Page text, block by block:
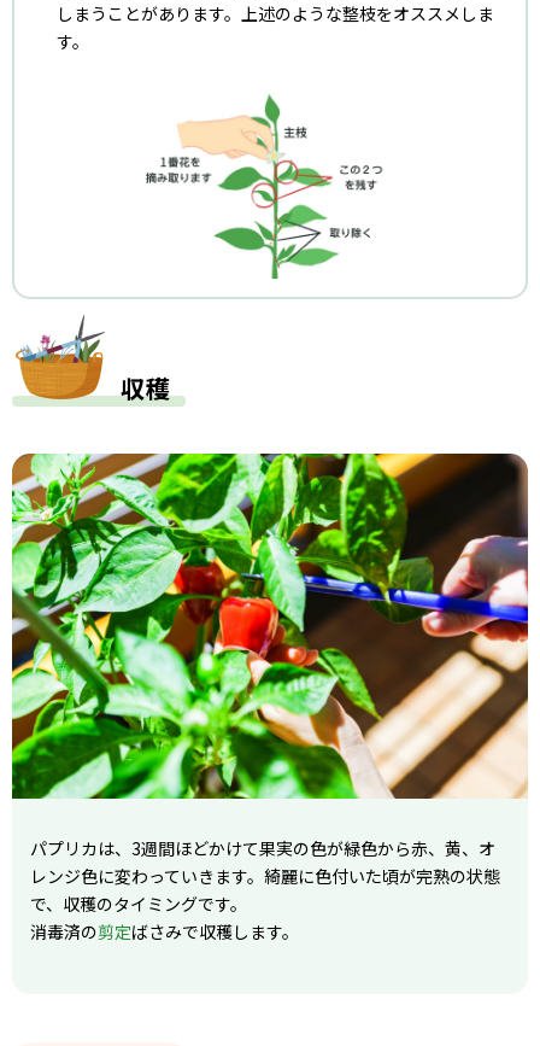
しまうことがあります。上述のような整枝をオススメしま
す。
収穫
パプリカは、3週間ほどかけて果実の色が緑色から赤、黄、オ
レンジ色に変わっていきます。綺麗に色付いた頃が完熟の状態
で、収穫のタイミングです。
消毒済の剪定ばさみで収穫します。